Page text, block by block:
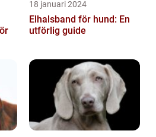
18 januari 2024
Elhalsband för hund: En
utförlig guide